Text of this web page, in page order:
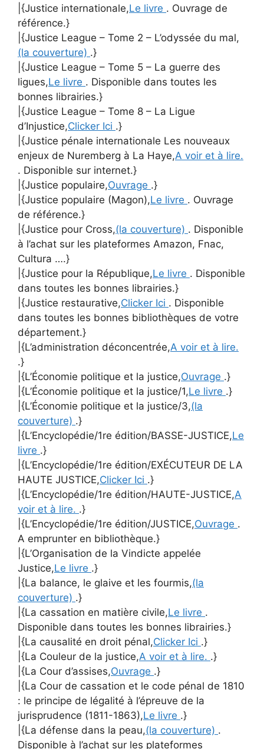
|{Justice internationale,Le livre . Ouvrage de
référence.}
|{Justice League – Tome 2 – L’odyssée du mal,
(la couverture) .}
|{Justice League – Tome 5 – La guerre des
ligues,Le livre . Disponible dans toutes les
bonnes librairies.}
|{Justice League – Tome 8 – La Ligue
d’Injustice,Clicker Ici .}
|{Justice pénale internationale Les nouveaux
enjeux de Nuremberg à La Haye,A voir et à lire.
. Disponible sur internet.}
|{Justice populaire,Ouvrage .}
|{Justice populaire (Magon),Le livre . Ouvrage
de référence.}
|{Justice pour Cross,(la couverture) . Disponible
à l’achat sur les plateformes Amazon, Fnac,
Cultura ….}
|{Justice pour la République,Le livre . Disponible
dans toutes les bonnes librairies.}
|{Justice restaurative,Clicker Ici . Disponible
dans toutes les bonnes bibliothèques de votre
département.}
|{L’administration déconcentrée,A voir et à lire.
.}
|{L’Économie politique et la justice,Ouvrage .}
|{L’Économie politique et la justice/1,Le livre .}
|{L’Économie politique et la justice/3,(la
couverture) .}
|{L’Encyclopédie/1re édition/BASSE-JUSTICE,Le
livre .}
|{L’Encyclopédie/1re édition/EXÉCUTEUR DE LA
HAUTE JUSTICE,Clicker Ici .}
|{L’Encyclopédie/1re édition/HAUTE-JUSTICE,A
voir et à lire. .}
|{L’Encyclopédie/1re édition/JUSTICE,Ouvrage .
A emprunter en bibliothèque.}
|{L’Organisation de la Vindicte appelée
Justice,Le livre .}
|{La balance, le glaive et les fourmis,(la
couverture) .}
|{La cassation en matière civile,Le livre .
Disponible dans toutes les bonnes librairies.}
|{La causalité en droit pénal,Clicker Ici .}
|{La Couleur de la justice,A voir et à lire. .}
|{La Cour d’assises,Ouvrage .}
|{La Cour de cassation et le code pénal de 1810
: le principe de légalité à l’épreuve de la
jurisprudence (1811-1863),Le livre .}
|{La défense dans la peau,(la couverture) .
Disponible à l’achat sur les plateformes